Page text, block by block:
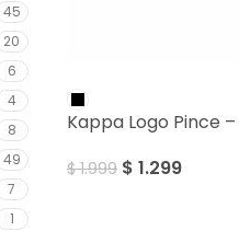
45
20
6
4
8
49
7
1
Kappa Logo Pince
$1.999 $ 1.299